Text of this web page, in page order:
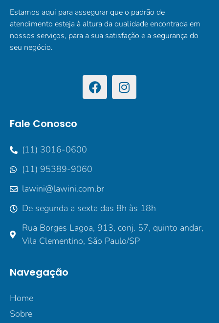
Estamos aqui para assegurar que o padrão de
atendimento esteja à altura da qualidade encontrada em
nossos serviços, para a sua satisfação e a segurança do
seu negócio.
Fale Conosco
(11) 3016-0600
(11) 95389-9060
lawini@lawini.com.br
De segunda a sexta das 8h às 18h
Rua Borges Lagoa, 913, conj. 57, quinto andar,
Vila Clementino, São Paulo/SP
Navegação
Home
Sobre